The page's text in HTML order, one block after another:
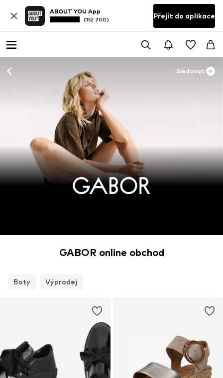
ABOUT YOU App
(152 700) Přejít do aplikace
Sledovat
GABOR online obchod
Boty Výprodej